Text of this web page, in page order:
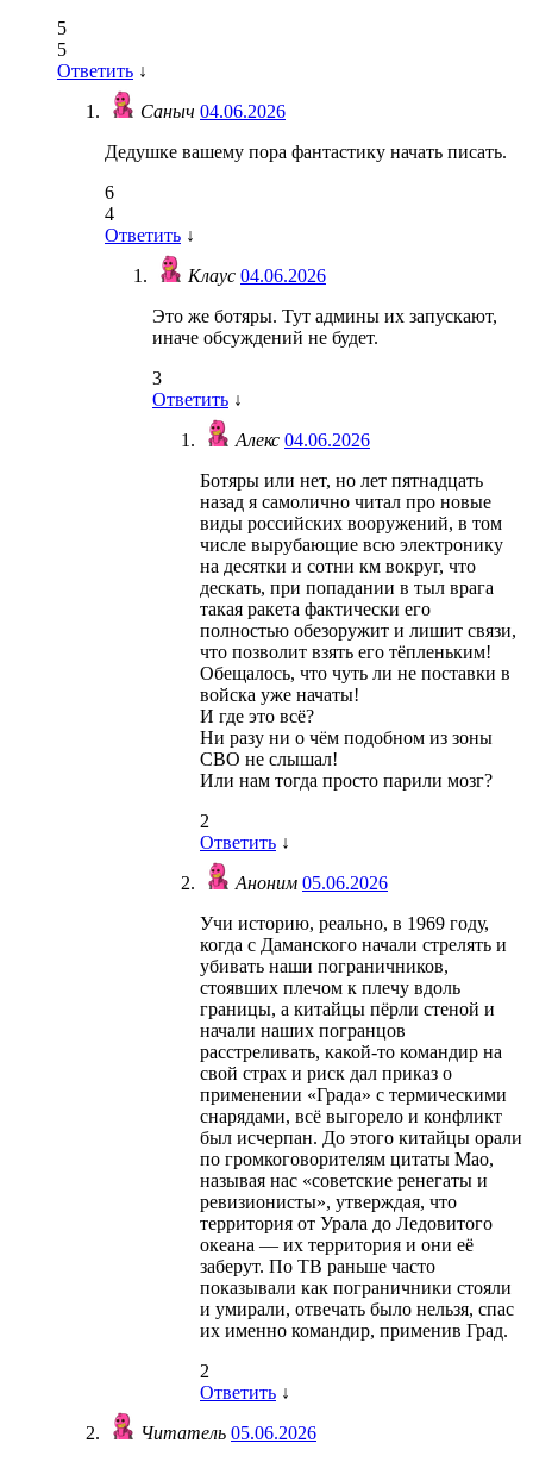
5
5
Ответить ↓
Саныч 04.06.2026
Дедушке вашему пора фантастику начать писать.
6
4
Ответить ↓
Клаус 04.06.2026
Это же ботяры. Тут админы их запускают,
иначе обсуждений не будет.
3
Ответить ↓
Алекс 04.06.2026
Ботяры или нет, но лет пятнадцать
назад я самолично читал про новые
виды российских вооружений, в том
числе вырубающие всю электронику
на десятки и сотни км вокруг, что
дескать, при попадании в тыл врага
такая ракета фактически его
полностью обезоружит и лишит связи,
что позволит взять его тёпленьким!
Обещалось, что чуть ли не поставки в
войска уже начаты!
И где это всё?
Ни разу ни о чём подобном из зоны
СВО не слышал!
Или нам тогда просто парили мозг?
2
Ответить ↓
Аноним 05.06.2026
Учи историю, реально, в 1969 году,
когда с Даманского начали стрелять и
убивать наши пограничников,
стоявших плечом к плечу вдоль
границы, а китайцы пёрли стеной и
начали наших погранцов
расстреливать, какой-то командир на
свой страх и риск дал приказ о
применении «Града» с термическими
снарядами, всё выгорело и конфликт
был исчерпан. До этого китайцы орали
по громкоговорителям цитаты Мао,
называя нас «советские ренегаты и
ревизионисты», утверждая, что
территория от Урала до Ледовитого
океана — их территория и они её
заберут. По ТВ раньше часто
показывали как пограничники стояли
и умирали, отвечать было нельзя, спас
их именно командир, применив Град.
2
Ответить ↓
Читатель 05.06.2026